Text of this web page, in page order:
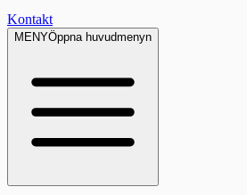
Kontakt
MENYÖppna huvudmenyn